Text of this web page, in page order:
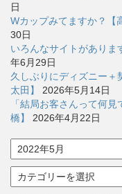
日
Wカップみてますか？【
30日
いろんなサイトがありま
年6月29日
久しぶりにディズニー
太田】
2026年5月14日
「結局お客さんって何
橋】
2026年4月22日
ア
ー
カ
イ
カ
テ